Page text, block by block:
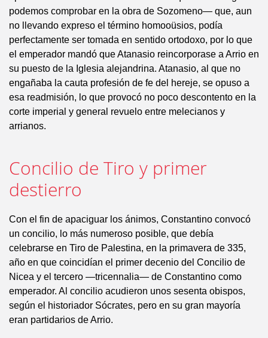
podemos comprobar en la obra de Sozomeno— que, aun
no llevando expreso el término homooüsios, podía
perfectamente ser tomada en sentido ortodoxo, por lo que
el emperador mandó que Atanasio reincorporase a Arrio en
su puesto de la Iglesia alejandrina. Atanasio, al que no
engañaba la cauta profesión de fe del hereje, se opuso a
esa readmisión, lo que provocó no poco descontento en la
corte imperial y general revuelo entre melecianos y
arrianos.
Concilio de Tiro y primer
destierro
Con el fin de apaciguar los ánimos, Constantino convocó
un concilio, lo más numeroso posible, que debía
celebrarse en Tiro de Palestina, en la primavera de 335,
año en que coincidían el primer decenio del Concilio de
Nicea y el tercero —tricennalia— de Constantino como
emperador. Al concilio acudieron unos sesenta obispos,
según el historiador Sócrates, pero en su gran mayoría
eran partidarios de Arrio.